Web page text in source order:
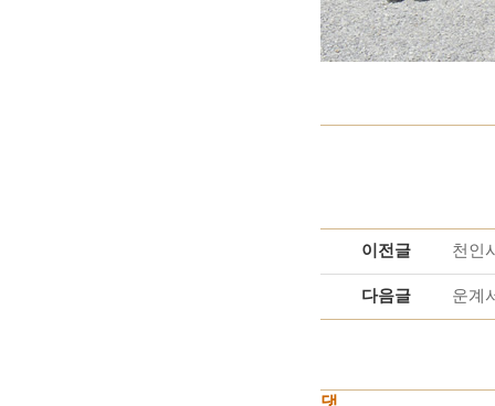
이전글 천인
다음글 운계
댓